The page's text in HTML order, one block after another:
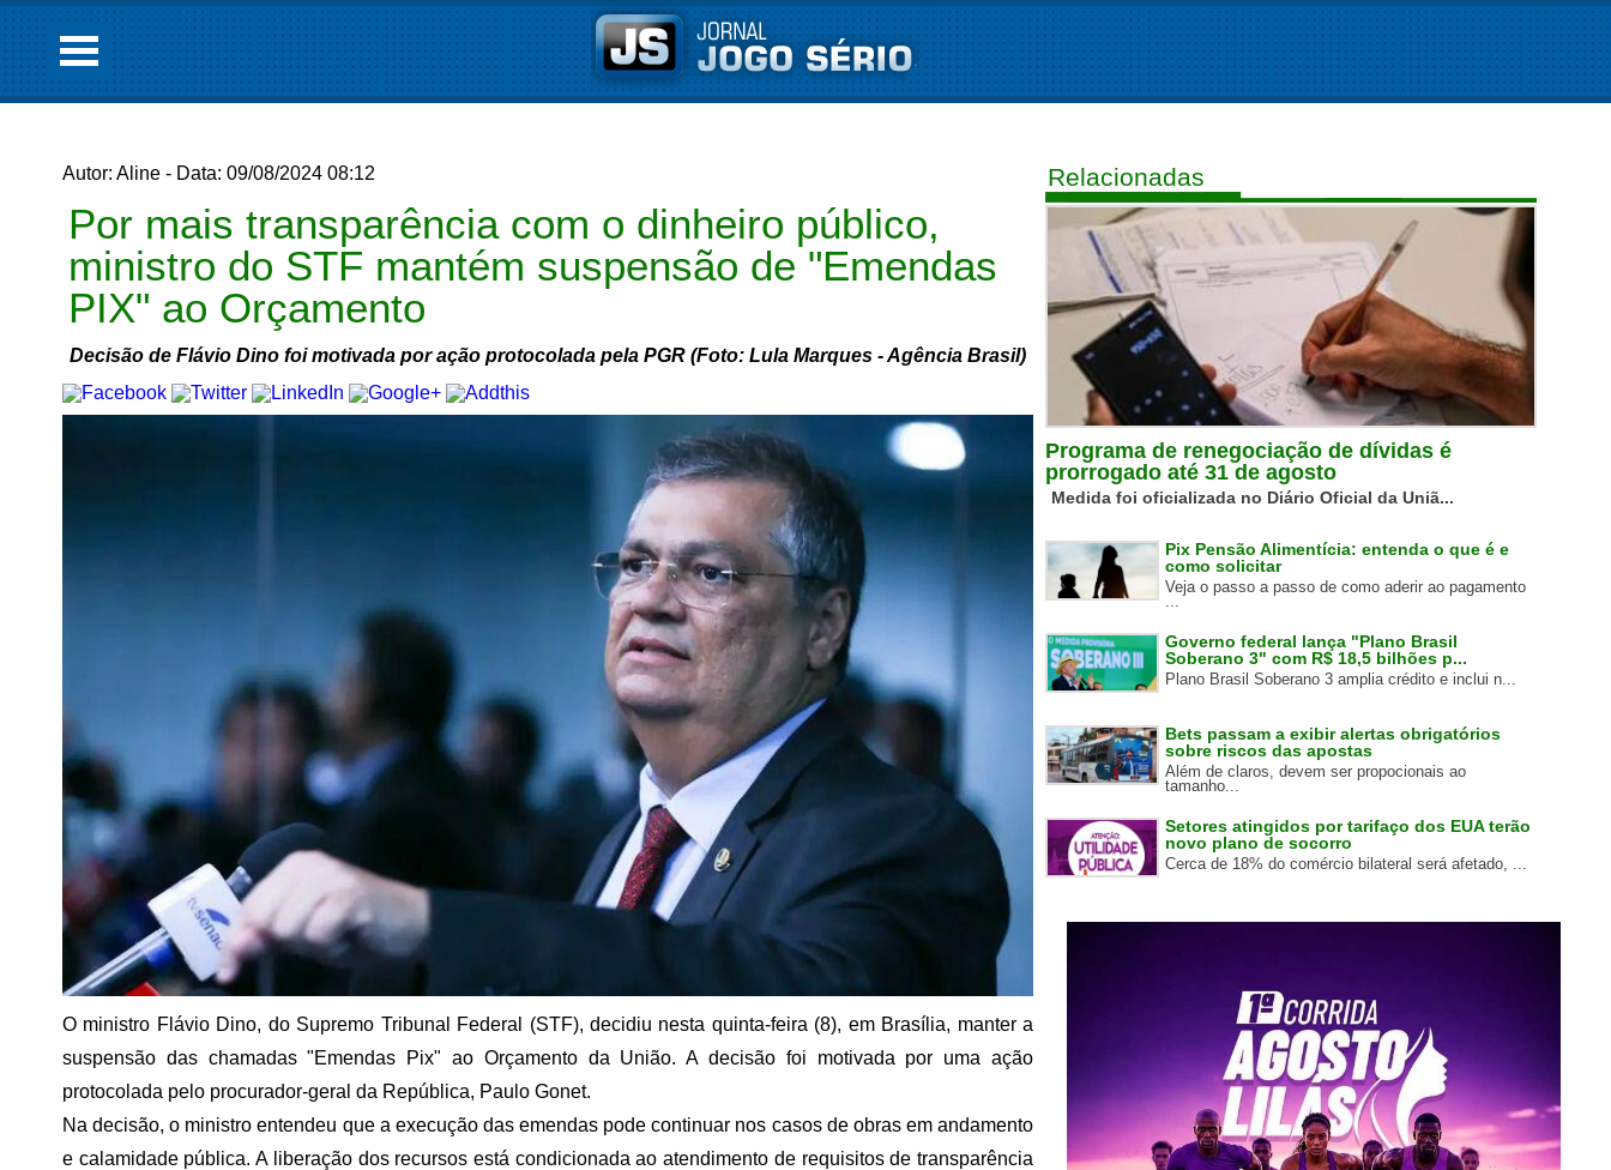
Autor: Aline - Data: 09/08/2024 08:12
Por mais transparência com o dinheiro público,
ministro do STF mantém suspensão de "Emendas
PIX" ao Orçamento
Decisão de Flávio Dino foi motivada por ação protocolada pela PGR (Foto: Lula Marques - Agência Brasil)
O ministro Flávio Dino, do Supremo Tribunal Federal (STF), decidiu nesta quinta-feira (8), em Brasília, manter a
suspensão das chamadas "Emendas Pix" ao Orçamento da União. A decisão foi motivada por uma ação
protocolada pelo procurador-geral da República, Paulo Gonet.
Na decisão, o ministro entendeu que a execução das emendas pode continuar nos casos de obras em andamento
e calamidade pública. A liberação dos recursos está condicionada ao atendimento de requisitos de transparência
Relacionadas
Programa de renegociação de dívidas é
prorrogado até 31 de agosto
Medida foi oficializada no Diário Oficial da Uniã...
Pix Pensão Alimentícia: entenda o que é e
como solicitar
Veja o passo a passo de como aderir ao pagamento
...
Governo federal lança "Plano Brasil
Soberano 3" com R$ 18,5 bilhões p...
Plano Brasil Soberano 3 amplia crédito e inclui n...
Bets passam a exibir alertas obrigatórios
sobre riscos das apostas
Além de claros, devem ser propocionais ao
tamanho...
Setores atingidos por tarifaço dos EUA terão
novo plano de socorro
Cerca de 18% do comércio bilateral será afetado, ...